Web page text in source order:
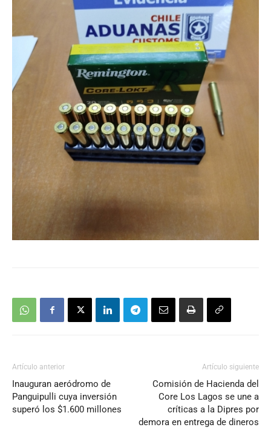
Artículo anterior
Inauguran aeródromo de
Panguipulli cuya inversión
superó los $1.600 millones
Artículo siguiente
Comisión de Hacienda del
Core Los Lagos se une a
críticas a la Dipres por
demora en entrega de dineros